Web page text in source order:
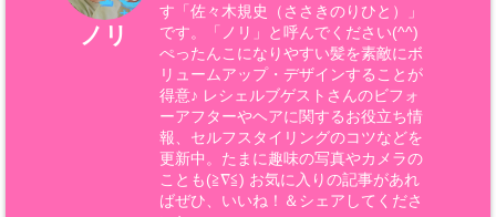
ノリ
す「佐々木規史（ささきのりひと）」
です。「ノリ」と呼んでください(^^)
ぺったんこになりやすい髪を素敵にボ
リュームアップ・デザインすることが
得意♪ レシェルブゲストさんのビフォ
ーアフターやヘアに関するお役立ち情
報、セルフスタイリングのコツなどを
更新中。たまに趣味の写真やカメラの
ことも(≧∇≦) お気に入りの記事があれ
ばぜひ、いいね！＆シェアしてくださ